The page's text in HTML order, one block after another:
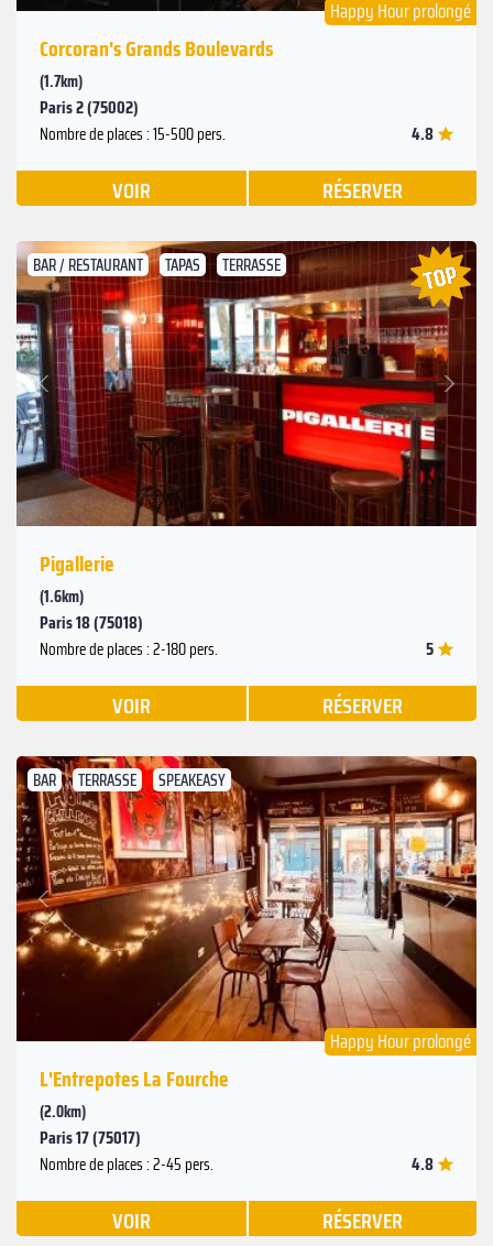
Happy Hour prolongé
Corcoran's Grands Boulevards
(1.7km)
Paris 2 (75002)
Nombre de places : 15-500 pers. 4.8
VOIR RÉSERVER
BAR / RESTAURANT TAPAS TERRASSE
Précédent
Suivant
Pigallerie
(1.6km)
Paris 18 (75018)
Nombre de places : 2-180 pers. 5
VOIR RÉSERVER
BAR TERRASSE SPEAKEASY
Précédent
Suivant
Happy Hour prolongé
L'Entrepotes La Fourche
(2.0km)
Paris 17 (75017)
Nombre de places : 2-45 pers. 4.8
VOIR RÉSERVER